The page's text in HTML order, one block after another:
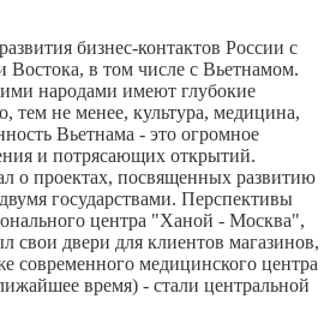
бизнес-контактов России с
в том числе с Вьетнамом.
народами имеют глубокие
тем не менее, культура, медицина,
Вьетнама - это огромное
и потрясающих открытий.
о проектах, посвященных развитию
государствами. Перспективы
центра "Ханой - Москва",
свои двери для клиентов магазинов,
современного медицинского центра
время) - стали центральной